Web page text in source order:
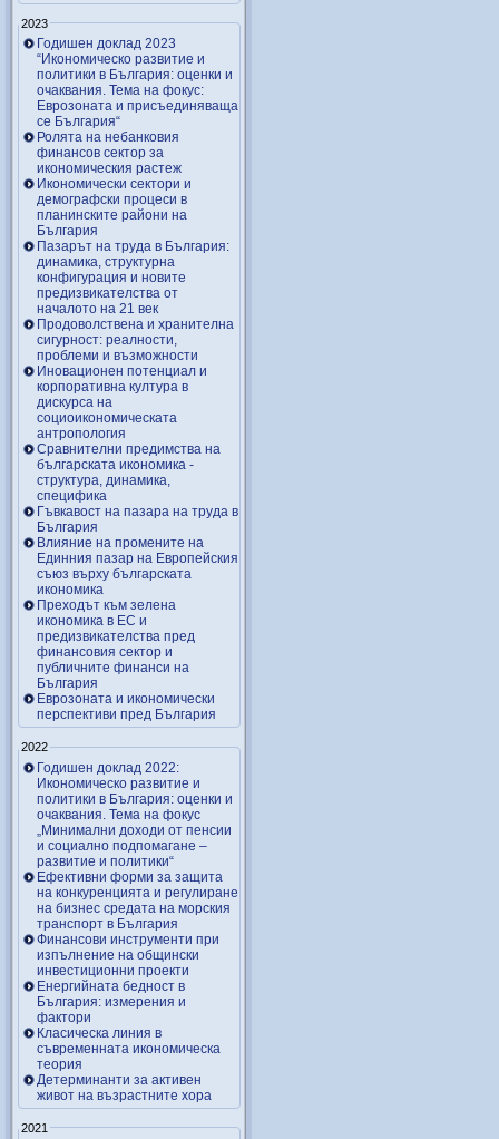
2023
Годишен доклад 2023
“Икономическо развитие и
политики в България: оценки и
очаквания. Тема на фокус:
Еврозоната и присъединяваща
се България“
Ролята на небанковия
финансов сектор за
икономическия растеж
Икономически сектори и
демографски процеси в
планинските райони на
България
Пазарът на труда в България:
динамика, структурна
конфигурация и новите
предизвикателства от
началото на 21 век
Продоволствена и хранителна
сигурност: реалности,
проблеми и възможности
Иновационен потенциал и
корпоративна култура в
дискурса на
социоикономическата
антропология
Сравнителни предимства на
българската икономика -
структура, динамика,
специфика
Гъвкавост на пазара на труда в
България
Влияние на промените на
Единния пазар на Европейския
съюз върху българската
икономика
Преходът към зелена
икономика в ЕС и
предизвикателства пред
финансовия сектор и
публичните финанси на
България
Еврозоната и икономически
перспективи пред България
2022
Годишен доклад 2022:
Икономическо развитие и
политики в България: оценки и
очаквания. Тема на фокус
„Минимални доходи от пенсии
и социално подпомагане –
развитие и политики“
Ефективни форми за защита
на конкуренцията и регулиране
на бизнес средата на морския
транспорт в България
Финансови инструменти при
изпълнение на общински
инвестиционни проекти
Енергийната бедност в
България: измерения и
фактори
Класическа линия в
съвременната икономическа
теория
Детерминанти за активен
живот на възрастните хора
2021